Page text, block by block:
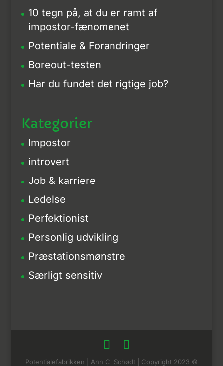
10 tegn på, at du er ramt af
impostor-fænomenet
Potentiale & Forandringer
Boreout-testen
Har du fundet det rigtige job?
Kategorier
Impostor
introvert
Job & karriere
Ledelse
Perfektionist
Personlig udvikling
Præstationsmønstre
Særligt sensitiv
Potentialefabrikken | Ann C. Schødt | Copyright 2023 ©